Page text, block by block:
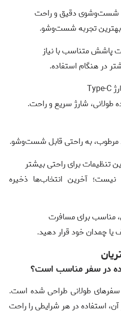
بهترین تجربه شست‌وشو.
پاشش متناسب با نیاز
در هنگام استفاده.
طولانی، شارژ سریع و راحت.
مرطوب، به راحتی قابل شست‌وشو.
تنظیمات برای راحتی بیشتر
نیست؛ آخرین انتخاب‌ها ذخیره
مناسب برای مسافرت
یا چمدان خود قرار دهید.
در سفر مناسب است؟
سفرهای طولانی طراحی شده است.
استفاده در هر شرایطی را راحت